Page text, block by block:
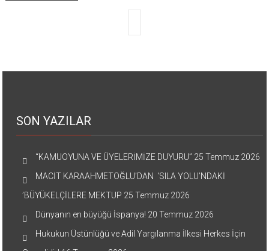
SON YAZILAR
“KAMUOYUNA VE ÜYELERİMİZE DUYURU” 25 Temmuz 2026
MACİT KARAAHMETOĞLU’DAN ‘SILA YOLU’NDAKİ
’BÜYÜKELÇİLERE MEKTUP 25 Temmuz 2026
Dünyanın en büyüğü İspanya! 20 Temmuz 2026
Hukukun Üstünlüğü ve Adil Yargılanma İlkesi Herkes İçin